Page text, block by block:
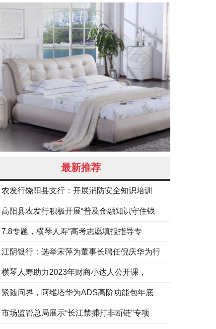
最新推荐
农发行饶阳县支行：开展消防安全知识培训
高阳县农发行积极开展“普及金融知识守住钱
7.8专题，横琴人寿“高考志愿填报指导专
江阴银行：选举宋萍为董事长聘任倪庆华为行
横琴人寿助力2023年财商小达人公开课，
紧随问界，阿维塔华为ADS高阶功能包年底
市场监管总局展示“长江禁捕打非断链”专项